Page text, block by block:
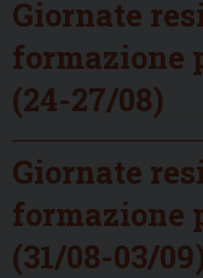
Giornate
formazione
(24-27/08)
Giornate
formazione
(31/08-03/09)